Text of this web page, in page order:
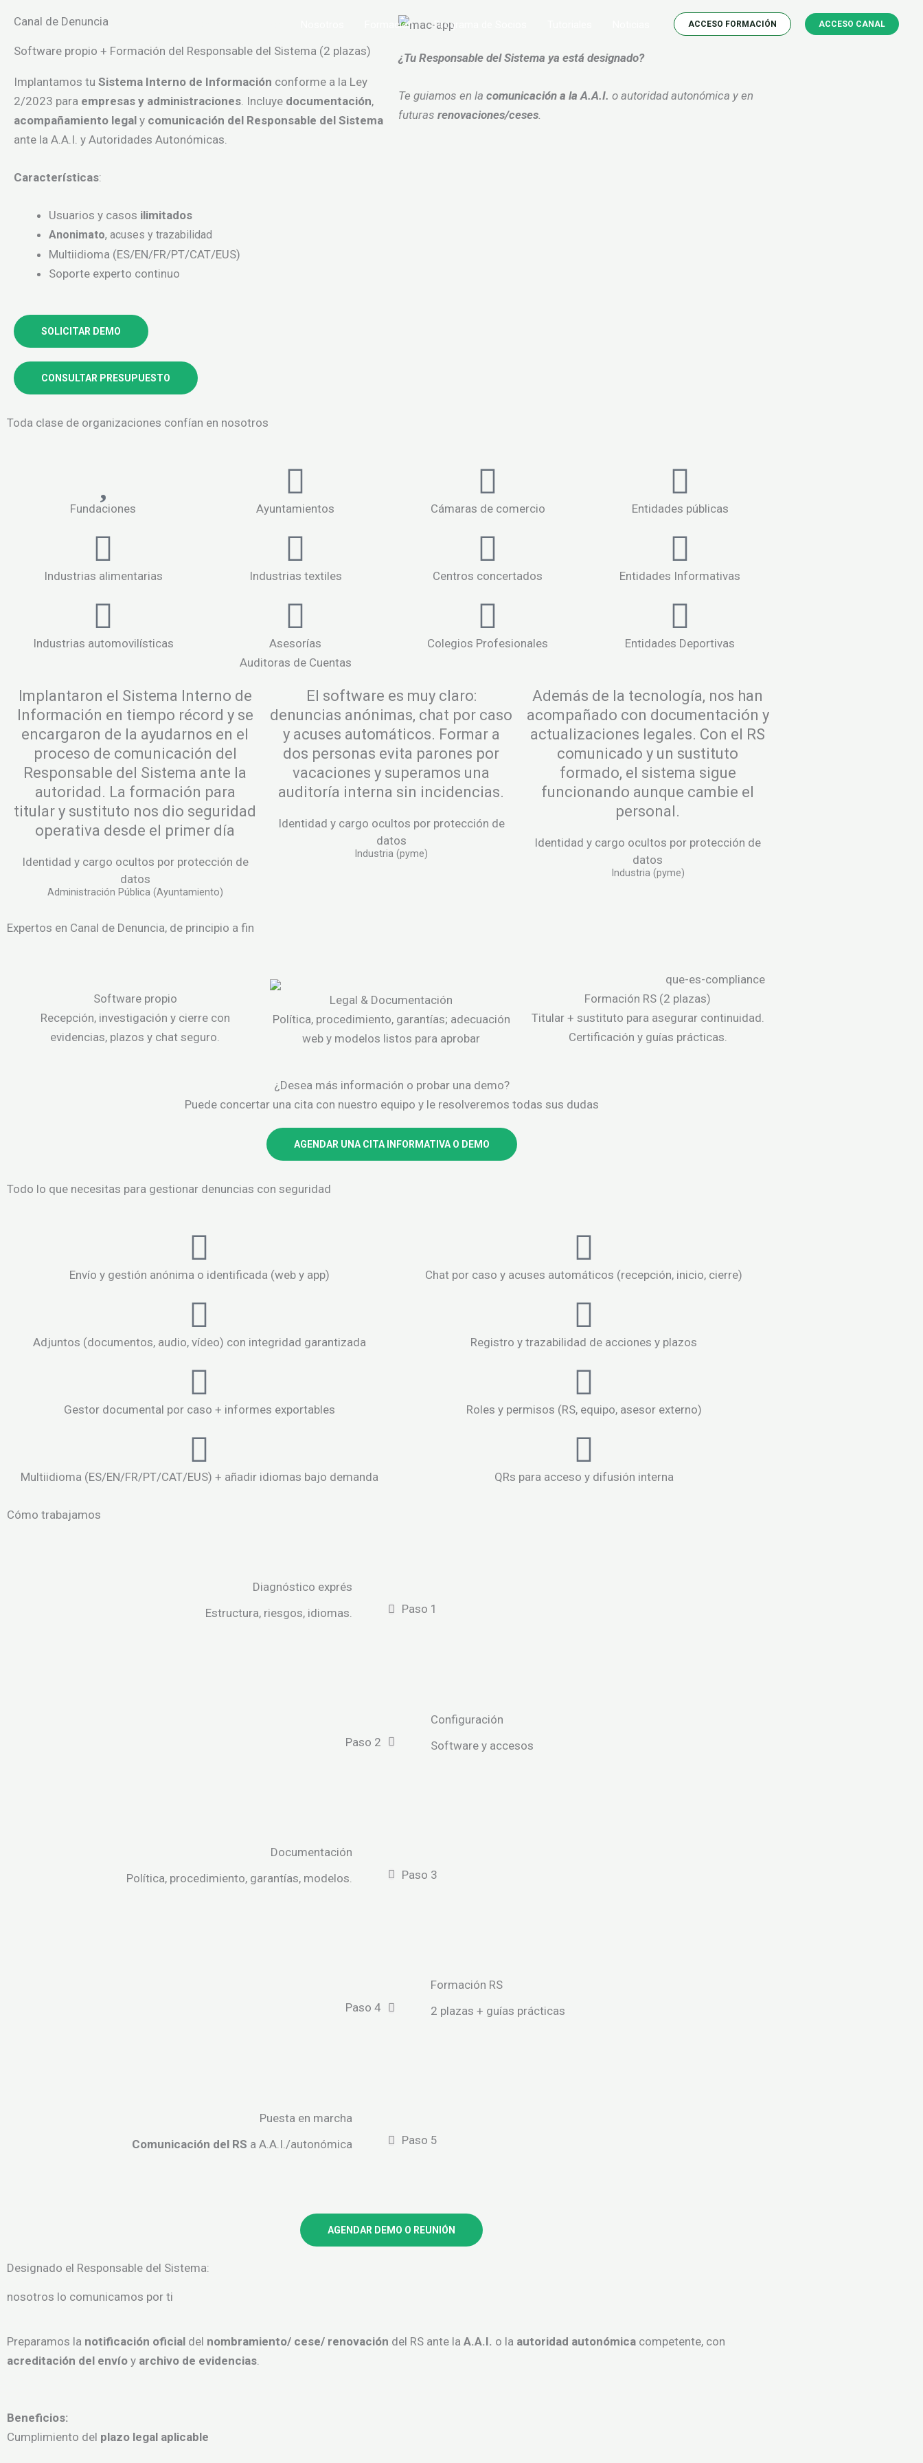
contenido
Formación Programa de Socios ACCESO FORMACIÓN ACCESO CANAL
Canal de Denuncia
Software propio + Formación del Responsable del Sistema (2 plazas)
Implantamos tu Sistema Interno de Información conforme a la Ley
2/2023 para empresas y administraciones. Incluye documentación,
acompañamiento legal y comunicación del Responsable del Sistema
ante la A.A.I. y Autoridades Autonómicas.
Características:
Usuarios y casos ilimitados
Anonimato, acuses y trazabilidad
Multiidioma (ES/EN/FR/PT/CAT/EUS)
Soporte experto continuo
SOLICITAR DEMO
CONSULTAR PRESUPUESTO
¿Tu Responsable del Sistema ya está designado?
Te guiamos en la comunicación a la A.A.I. o autoridad autonómica y en
futuras renovaciones/ceses
Toda clase de organizaciones confían en nosotros
Fundaciones Ayuntamientos Cámaras de comercio Entidades públicas
Industrias alimentarias Industrias textiles Centros concertados Entidades Informativas
Industrias automovilísticas
Asesorías
Auditoras de Cuentas
Colegios Profesionales Entidades Deportivas
Implantaron el Sistema Interno de
Información en tiempo récord y se
encargaron de la ayudarnos en el
proceso de comunicación del
Responsable del Sistema ante la
autoridad. La formación para
titular y sustituto nos dio seguridad
operativa desde el primer día
Identidad y cargo ocultos por protección de
datos
Administración Pública (Ayuntamiento)
El software es muy claro:
denuncias anónimas, chat por caso
y acuses automáticos. Formar a
dos personas evita parones por
vacaciones y superamos una
auditoría interna sin incidencias.
Identidad y cargo ocultos por protección de
datos
Industria (pyme)
Además de la tecnología, nos han
acompañado con documentación y
actualizaciones legales. Con el RS
comunicado y un sustituto
formado, el sistema sigue
funcionando aunque cambie el
personal.
Identidad y cargo ocultos por protección de
datos
Industria (pyme)
Expertos en Canal de Denuncia, de principio a fin
Software propio
Recepción, investigación y cierre con
evidencias, plazos y chat seguro.
Legal & Documentación
Política, procedimiento, garantías; adecuación
web y modelos listos para aprobar
Formación RS (2 plazas)
Titular + sustituto para asegurar continuidad.
Certificación y guías prácticas.
¿Desea más información o probar una demo?
Puede concertar una cita con nuestro equipo y le resolveremos todas sus dudas
AGENDAR UNA CITA INFORMATIVA O DEMO
Todo lo que necesitas para gestionar denuncias con seguridad
Envío y gestión anónima o identificada (web y app) Chat por caso y acuses automáticos (recepción, inicio, cierre)
Adjuntos (documentos, audio, vídeo) con integridad garantizada Registro y trazabilidad de acciones y plazos
Gestor documental por caso + informes exportables Roles y permisos (RS, equipo, asesor externo)
Multiidioma (ES/EN/FR/PT/CAT/EUS) + añadir idiomas bajo demanda QRs para acceso y difusión interna
Cómo trabajamos
Diagnóstico exprés
Estructura, riesgos, idiomas.
Paso 1
Configuración
Software y accesos
Paso 2
Documentación
Política, procedimiento, garantías, modelos.
Paso 3
Formación RS
2 plazas + guías prácticas
Paso 4
Puesta en marcha
Comunicación del RS a A.A.I./autonómica Paso 5
AGENDAR DEMO O REUNIÓN
Designado el Responsable del Sistema:
nosotros lo comunicamos por ti
Preparamos la notificación oficial del nombramiento/ cese/ renovación del RS ante la A.A.I. o la autoridad autonómica competente, con
acreditación del envío y archivo de evidencias
Beneficios:
Cumplimiento del plazo legal aplicable